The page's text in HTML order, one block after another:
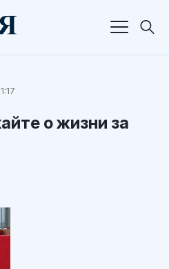
о жизни за